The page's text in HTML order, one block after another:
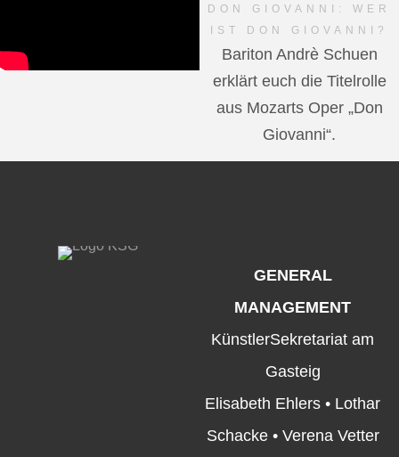
DON GIOVANNI: WER
IST DON GIOVANNI?
Bariton Andrè Schuen
erklärt euch die Titelrolle
aus Mozarts Oper „Don
Giovanni“.
GENERAL
MANAGEMENT
KünstlerSekretariat am
Gasteig
Elisabeth Ehlers • Lothar
Schacke • Verena Vetter